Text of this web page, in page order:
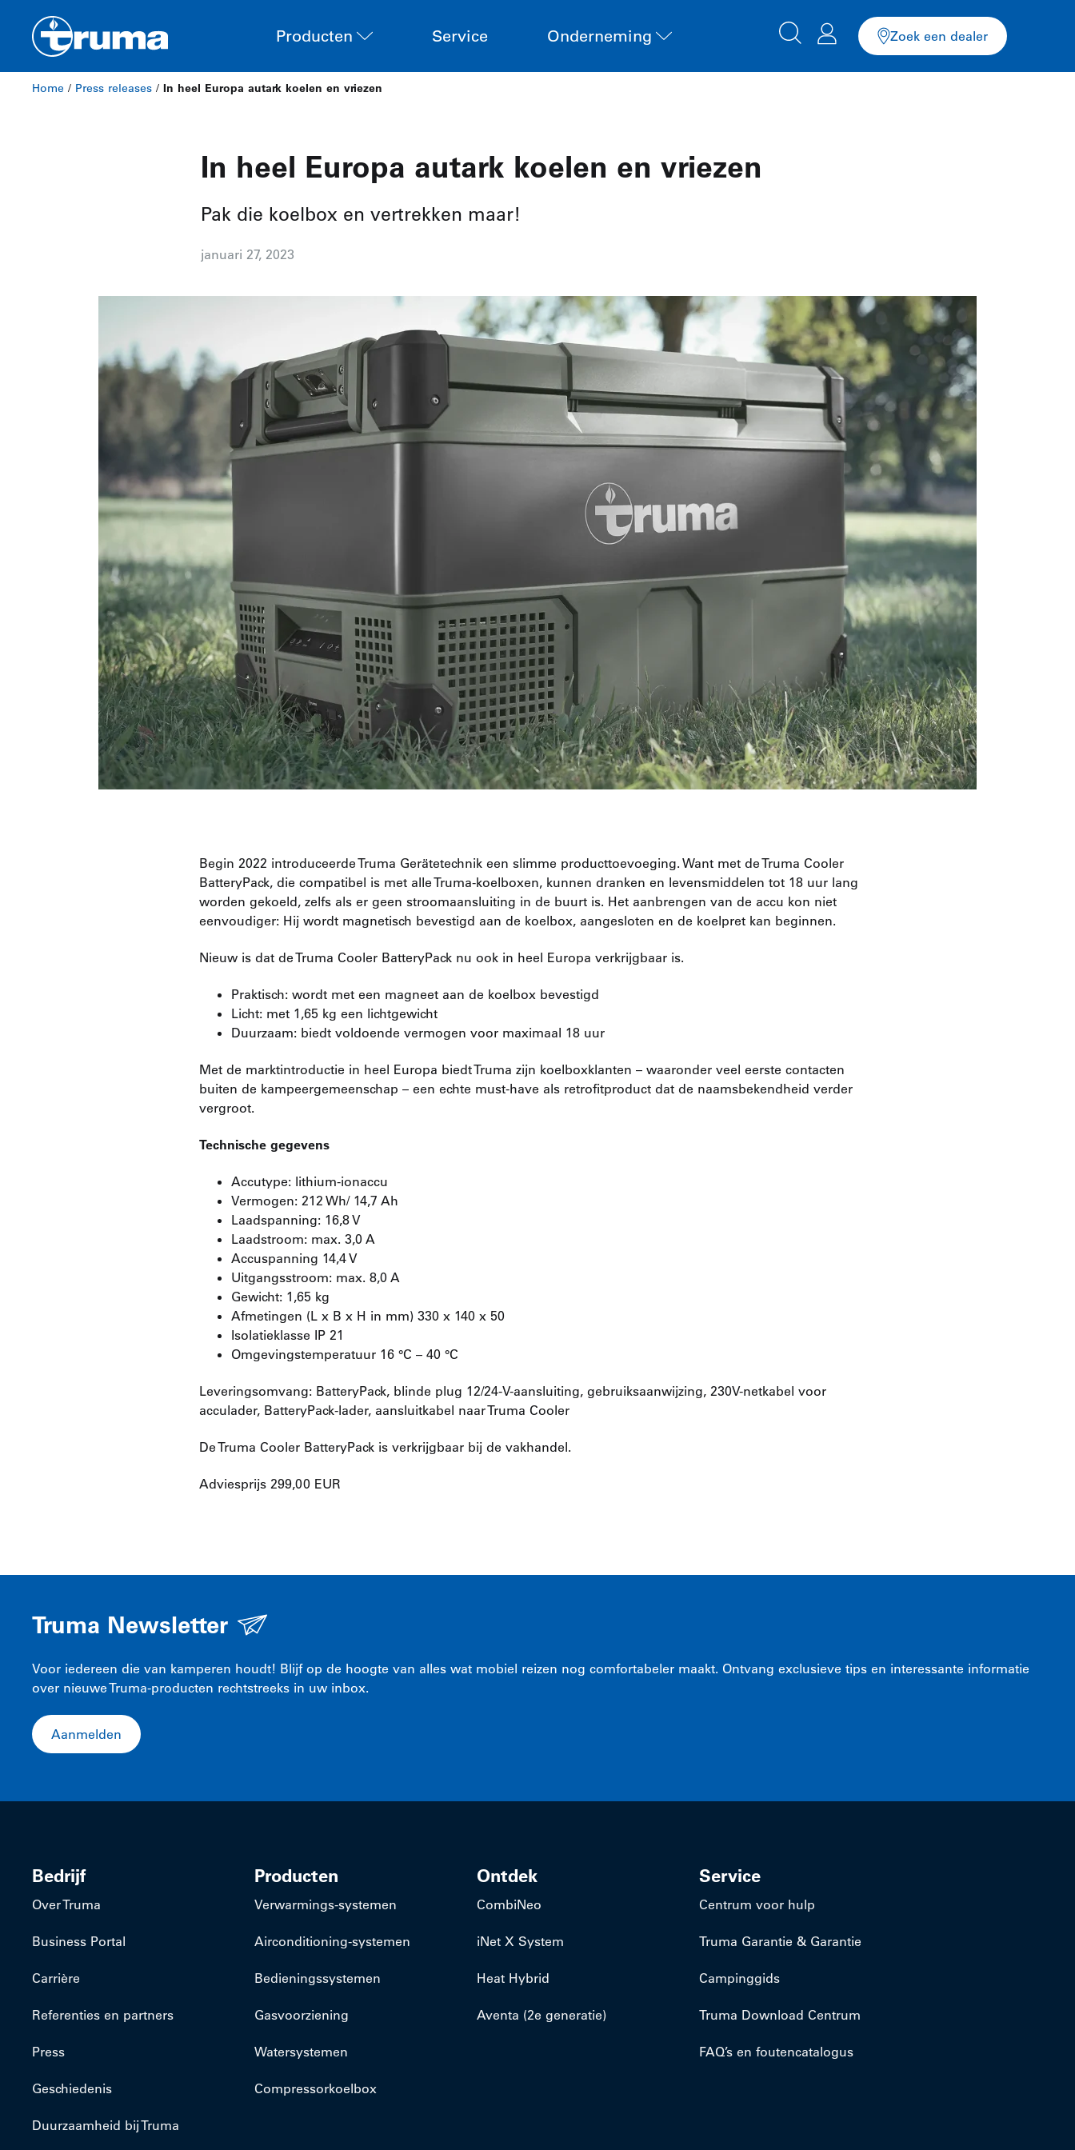
Producten Service Onderneming Zoek een dealer
Home / Press releases / In heel Europa autark koelen en vriezen
In heel Europa autark koelen en vriezen
Pak die koelbox en vertrekken maar!
januari 27, 2023
Begin 2022 introduceerde Truma Gerätetechnik een slimme producttoevoeging. Want met de Truma Cooler
BatteryPack, die compatibel is met alle Truma-koelboxen, kunnen dranken en levensmiddelen tot 18 uur lang
worden gekoeld, zelfs als er geen stroomaansluiting in de buurt is. Het aanbrengen van de accu kon niet
eenvoudiger: Hij wordt magnetisch bevestigd aan de koelbox, aangesloten en de koelpret kan beginnen.
Nieuw is dat de Truma Cooler BatteryPack nu ook in heel Europa verkrijgbaar is.
Praktisch: wordt met een magneet aan de koelbox bevestigd
Licht: met 1,65 kg een lichtgewicht
Duurzaam: biedt voldoende vermogen voor maximaal 18 uur
Met de marktintroductie in heel Europa biedt Truma zijn koelboxklanten – waaronder veel eerste contacten
buiten de kampeergemeenschap – een echte must-have als retrofitproduct dat de naamsbekendheid verder
vergroot.
Technische gegevens
Accutype: lithium-ionaccu
Vermogen: 212 Wh/ 14,7 Ah
Laadspanning: 16,8 V
Laadstroom: max. 3,0 A
Accuspanning 14,4 V
Uitgangsstroom: max. 8,0 A
Gewicht: 1,65 kg
Afmetingen (L x B x H in mm) 330 x 140 x 50
Isolatieklasse IP 21
Omgevingstemperatuur 16 °C – 40 °C
Leveringsomvang: BatteryPack, blinde plug 12/24-V-aansluiting, gebruiksaanwijzing, 230V-netkabel voor
acculader, BatteryPack-lader, aansluitkabel naar Truma Cooler
De Truma Cooler BatteryPack is verkrijgbaar bij de vakhandel.
Adviesprijs 299,00 EUR
Truma Newsletter
Voor iedereen die van kamperen houdt! Blijf op de hoogte van alles wat mobiel reizen nog comfortabeler maakt. Ontvang exclusieve tips en interessante informatie
over nieuwe Truma-producten rechtstreeks in uw inbox.
Aanmelden
Bedrijf
Over Truma
Business Portal
Carrière
Referenties en partners
Press
Geschiedenis
Duurzaamheid bij Truma
Producten
​Verwarmings-systemen
​Airconditioning-systemen
Bedieningssystemen
Gasvoorziening
Watersystemen
Compressorkoelbox
Ontdek
CombiNeo
iNet X System
Heat Hybrid
Aventa (2e generatie)
Service
Centrum voor hulp
Truma Garantie & Garantie
Campinggids
Truma Download Centrum
FAQ’s en foutencatalogus